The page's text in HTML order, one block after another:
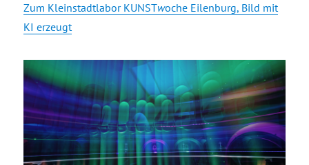
Zum Kleinstadtlabor KUNSTwoche Eilenburg, Bild mit
KI erzeugt